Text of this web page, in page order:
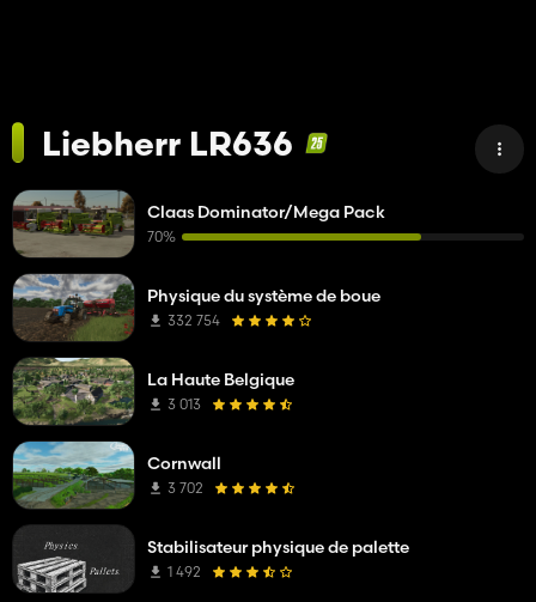
Liebherr LR636
Claas Dominator/Mega Pack
70%
Physique du système de boue
332 754
La Haute Belgique
3 013
Cornwall
3 702
Stabilisateur physique de palette
1 492